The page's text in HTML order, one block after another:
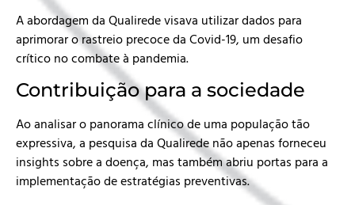
A abordagem da Qualirede visava utilizar dados para
aprimorar o rastreio precoce da Covid-19, um desafio
crítico no combate à pandemia.
Contribuição para a sociedade
Ao analisar o panorama clínico de uma população tão
expressiva, a pesquisa da Qualirede não apenas forneceu
insights sobre a doença, mas também abriu portas para a
implementação de estratégias preventivas.